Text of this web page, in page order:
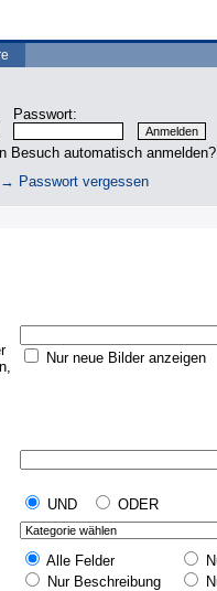
Passwort:
Besuch automatisch anmelden?
→ Passwort vergessen
Nur neue Bilder anzeigen
UND
ODER
Alle Felder
Nur Beschreibung